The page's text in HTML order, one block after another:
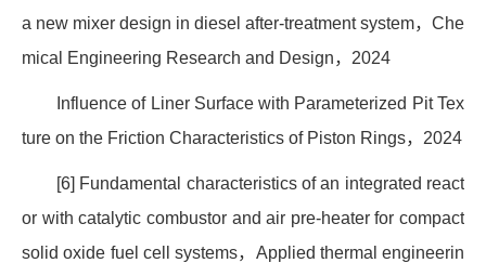
a new mixer design in diesel after-treatment system， Che
mical Engineering Research and Design， 2024
Influence of Liner Surface with Parameterized Pit Tex
ture on the Friction Characteristics of Piston Rings， 2024
[6] Fundamental characteristics of an integrated react
or with catalytic combustor and air pre-heater for compact
solid oxide fuel cell systems， Applied thermal engineerin